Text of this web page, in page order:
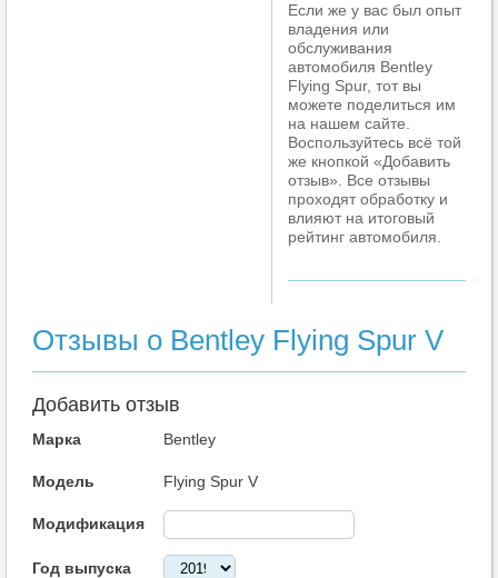
Если же у вас был опыт
владения или
обслуживания
автомобиля Bentley
Flying Spur, тот вы
можете поделиться им
на нашем сайте.
Воспользуйтесь всё той
же кнопкой «Добавить
отзыв». Все отзывы
проходят обработку и
влияют на итоговый
рейтинг автомобиля.
Отзывы о Bentley Flying Spur V
Добавить отзыв
Марка Bentley
Модель Flying Spur V
Модификация
Год выпуска